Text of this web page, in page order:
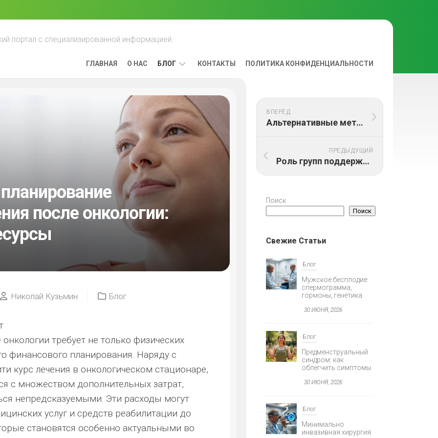
портал с специализированной информацией.
ГЛАВНАЯ О НАС БЛОГ
ПРЕИМУЩЕСТВА
ЛЕЧЕНИЯ
РАКА,
ВЫЯВЛЕННОГО
НА
РАННИХ
КАК
ОНА
И
КАК
СИМПТОМЫ,DIAGNOSTIKA
СОВРЕМЕННЫЕ
МЕТОДЫ
КОНТАКТЫ ПОЛИТИКА КОНФИДЕНЦИАЛЬНОСТИ
после онкологии:
Николай Кузьмин Блог
требует не только физических
финансового планирования. Наряду с
курс лечения в онкологическом стационаре,
с множеством дополнительных затрат,
непредсказуемыми. Эти расходы могут
услуг и средств реабилитации до
становятся особенно актуальными во
ВПЕРЁД
Альтернативные методы восстановления после онкологического лечения: советы и рекомендации
ПРЕДЫДУЩИЙ
Роль групп поддержки для пациентов, перенесших рак: Эмоциональная и практическая помощь
Поиск
Поиск
Свежие Статьи
Блог
Мужское бесплодие:
спермограмма,
гормоны, генетика
30 ИЮНЯ, 2026
Блог
Предменструальный
синдром: как
облегчить симптомы
30 ИЮНЯ, 2026
Блог
Минимально
инвазивная хирургия